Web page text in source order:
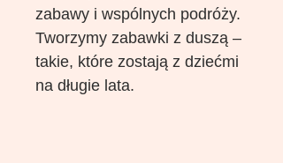
zabawy i wspólnych podróży.
Tworzymy zabawki z duszą –
takie, które zostają z dziećmi
na długie lata.